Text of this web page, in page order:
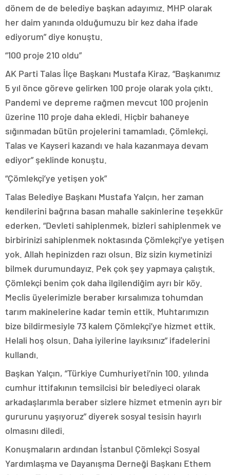
dönem de de belediye başkan adayımız. MHP olarak
her daim yanında olduğumuzu bir kez daha ifade
ediyorum” diye konuştu.
“100 proje 210 oldu”
AK Parti Talas İlçe Başkanı Mustafa Kiraz, “Başkanımız
5 yıl önce göreve gelirken 100 proje olarak yola çıktı.
Pandemi ve depreme rağmen mevcut 100 projenin
üzerine 110 proje daha ekledi. Hiçbir bahaneye
sığınmadan bütün projelerini tamamladı. Çömlekçi,
Talas ve Kayseri kazandı ve hala kazanmaya devam
ediyor” şeklinde konuştu.
“Çömlekçi’ye yetişen yok”
Talas Belediye Başkanı Mustafa Yalçın, her zaman
kendilerini bağrına basan mahalle sakinlerine teşekkür
ederken, “Devleti sahiplenmek, bizleri sahiplenmek ve
birbirinizi sahiplenmek noktasında Çömlekçi’ye yetişen
yok. Allah hepinizden razı olsun. Biz sizin kıymetinizi
bilmek durumundayız. Pek çok şey yapmaya çalıştık.
Çömlekçi benim çok daha ilgilendiğim ayrı bir köy.
Meclis üyelerimizle beraber kırsalımıza tohumdan
tarım makinelerine kadar temin ettik. Muhtarımızın
bize bildirmesiyle 73 kalem Çömlekçi’ye hizmet ettik.
Helali hoş olsun. Daha iyilerine layıksınız” ifadelerini
kullandı.
Başkan Yalçın, “Türkiye Cumhuriyeti’nin 100. yılında
cumhur ittifakının temsilcisi bir belediyeci olarak
arkadaşlarımla beraber sizlere hizmet etmenin ayrı bir
gururunu yaşıyoruz” diyerek sosyal tesisin hayırlı
olmasını diledi.
Konuşmaların ardından İstanbul Çömlekçi Sosyal
Yardımlaşma ve Dayanışma Derneği Başkanı Ethem